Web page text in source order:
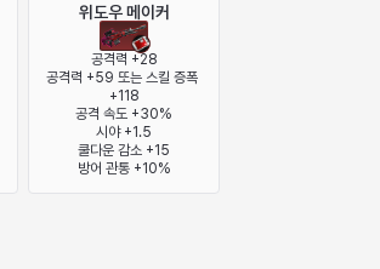
위도우 메이커
공격력 +28
공격력 +59 또는 스킬 증폭
+118
공격 속도 +30%
시야 +1.5
쿨다운 감소 +15
방어 관통 +10%